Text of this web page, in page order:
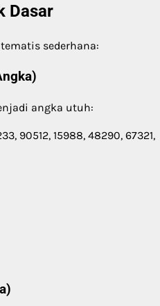
Dasar
sederhana:
angka utuh:
90512, 15988, 48290, 67321,